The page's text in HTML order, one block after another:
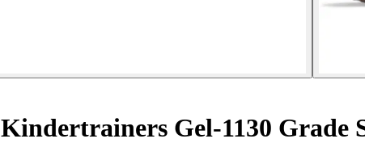
Kindertrainers Gel-1130 Grade